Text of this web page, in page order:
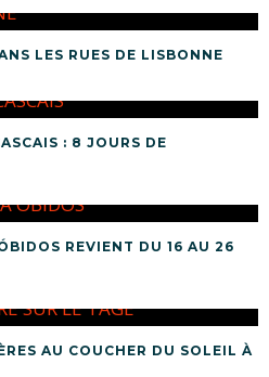
LES RUES DE LISBONNE
: 8 JOURS DE
REVIENT DU 16 AU 26
AU COUCHER DU SOLEIL À